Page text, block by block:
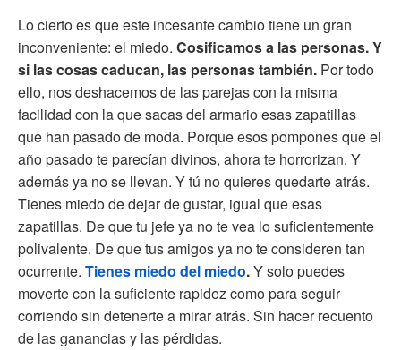
Lo cierto es que este incesante cambio tiene un gran
inconveniente: el miedo. Cosificamos a las personas. Y
si las cosas caducan, las personas también. Por todo
ello, nos deshacemos de las parejas con la misma
facilidad con la que sacas del armario esas zapatillas
que han pasado de moda. Porque esos pompones que el
año pasado te parecían divinos, ahora te horrorizan. Y
además ya no se llevan. Y tú no quieres quedarte atrás.
Tienes miedo de dejar de gustar, igual que esas
zapatillas. De que tu jefe ya no te vea lo suficientemente
polivalente. De que tus amigos ya no te consideren tan
ocurrente. Tienes miedo del miedo.Y solo puedes
moverte con la suficiente rapidez como para seguir
corriendo sin detenerte a mirar atrás. Sin hacer recuento
de las ganancias y las pérdidas.